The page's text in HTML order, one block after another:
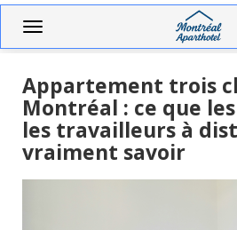
contenu
Toggle
navigation
Appartement trois
Montréal : ce que
les travailleurs à
vraiment savoir